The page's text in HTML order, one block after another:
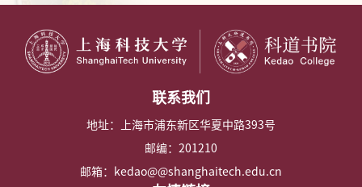
联系我们
地址：上海市浦东新区华夏中路393号
邮编：201210
邮箱：kedao@@shanghaitech.edu.cn